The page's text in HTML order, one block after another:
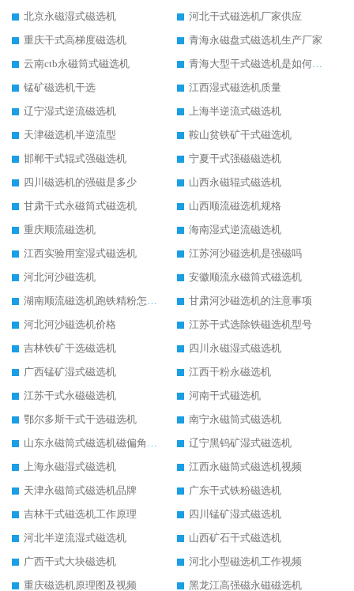
北京永磁湿式磁选机
河北干式磁选机厂家供应
重庆干式高梯度磁选机
青海永磁盘式磁选机生产厂家
云南ctb永磁筒式磁选机
青海大型干式磁选机是如何选矿的
锰矿磁选机干选
江西湿式磁选机质量
辽宁湿式逆流磁选机
上海半逆流式磁选机
天津磁选机半逆流型
鞍山贫铁矿干式磁选机
邯郸干式辊式强磁选机
宁夏干式强磁磁选机
四川磁选机的强磁是多少
山西永磁辊式磁选机
甘肃干式永磁筒式磁选机
山西顺流磁选机规格
重庆顺流磁选机
海南湿式逆流磁选机
江西实验用室湿式磁选机
江苏河沙磁选机是强磁吗
河北河沙磁选机
安徽顺流永磁筒式磁选机
湖南顺流磁选机跑铁精粉怎么处理
甘肃河沙磁选机的注意事项
河北河沙磁选机价格
江苏干式选除铁磁选机型号
吉林铁矿干选磁选机
四川永磁湿式磁选机
广西锰矿湿式磁选机
江西干粉永磁选机
江苏干式永磁磁选机
河南干式磁选机
鄂尔多斯干式干选磁选机
南宁永磁筒式磁选机
山东永磁筒式磁选机磁偏角怎么调整
辽宁黑钨矿湿式磁选机
上海永磁湿式磁选机
江西永磁筒式磁选机视频
天津永磁筒式磁选机品牌
广东干式铁粉磁选机
吉林干式磁选机工作原理
四川锰矿湿式磁选机
河北半逆流湿式磁选机
山西矿石干式磁选机
广西干式大块磁选机
河北小型磁选机工作视频
重庆磁选机原理图及视频
黑龙江高强磁永磁磁选机